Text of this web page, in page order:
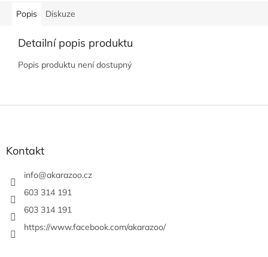
Popis Diskuze
Detailní popis produktu
Popis produktu není dostupný
Kontakt
info@akarazoo.cz
603 314 191
603 314 191
https://www.facebook.com/akarazoo/